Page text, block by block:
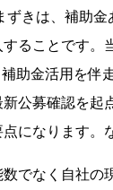
ずきは、補助金
ることです。
助金活用を伴
公募確認を起
になります。
でなく自社の